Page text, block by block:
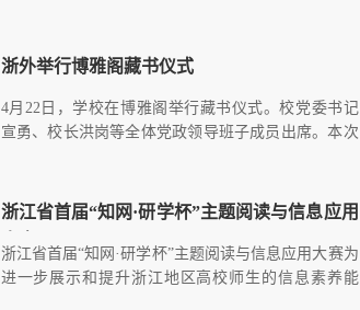
浙外举行博雅阁藏书仪式
4月22日，学校在博雅阁举行藏书仪式。校党委书记
宣勇、校长洪岗等全体党政领导班子成员出席。本次
浙江省首届“知网·研学杯”主题阅读与信息应用
​浙江省首届“知网·研学杯”主题阅读与信息应用大赛为
进一步展示和提升浙江地区高校师生的信息素养能